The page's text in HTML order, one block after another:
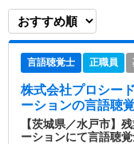
言語聴覚士 正職員
株式会社プロシー
ーションの言語聴
【茨城県／水戸市】
ーションにて言語聴